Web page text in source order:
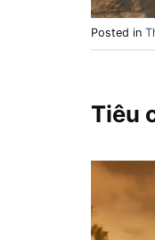
Posted in
Tiêu